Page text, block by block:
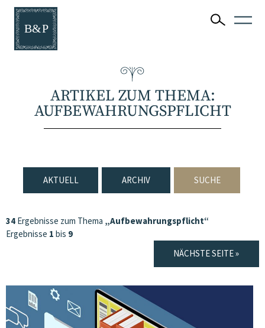
ARTIKEL ZUM THEMA:
AUFBEWAHRUNGSPFLICHT
AKTUELL ARCHIV SUCHE
34 Ergebnisse zum Thema „Aufbewahrungspflicht“
Ergebnisse 1 bis 9
NÄCHSTE SEITE »